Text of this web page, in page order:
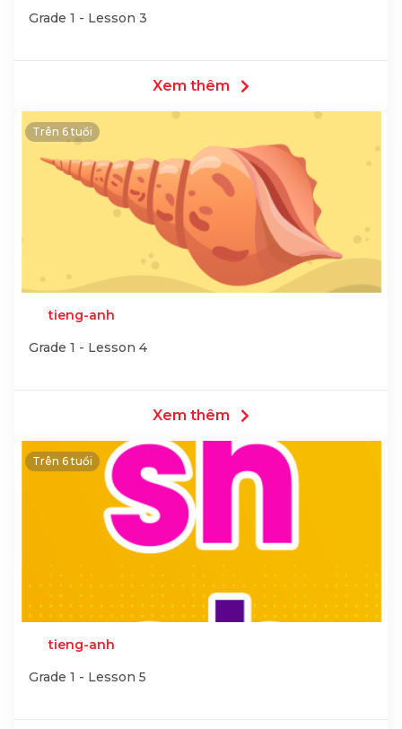
Grade 1 - Lesson 3
Xem thêm
Trên 6 tuổi
tieng-anh
Grade 1 - Lesson 4
Xem thêm
Trên 6 tuổi
tieng-anh
Grade 1 - Lesson 5